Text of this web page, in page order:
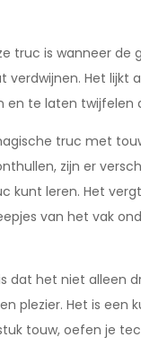
truc is wanneer
verdwijnen. Het
en te laten twijfelen
truc met
zijn er
kunt leren. Het
van het vak
dat het niet alleen
plezier. Het is een
touw, oefen je